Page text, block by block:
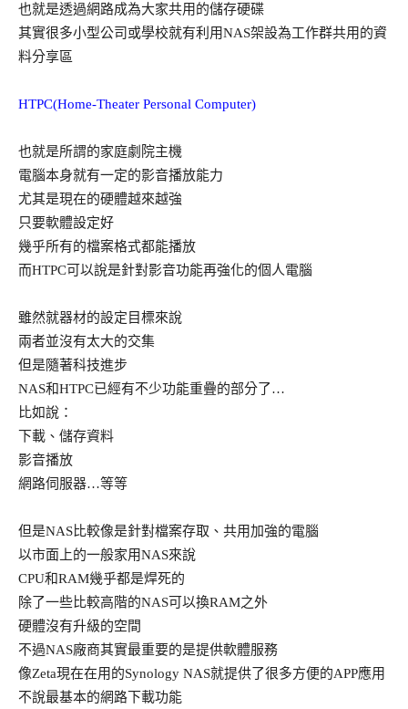
也就是透過網路成為大家共用的儲存硬碟
其實很多小型公司或學校就有利用NAS架設為工作群共用的資
料分享區
HTPC(Home-Theater Personal Computer)
也就是所謂的家庭劇院主機
電腦本身就有一定的影音播放能力
尤其是現在的硬體越來越強
只要軟體設定好
幾乎所有的檔案格式都能播放
而HTPC可以說是針對影音功能再強化的個人電腦
雖然就器材的設定目標來說
兩者並沒有太大的交集
但是隨著科技進步
NAS和HTPC已經有不少功能重疊的部分了…
比如說：
下載、儲存資料
影音播放
網路伺服器…等等
但是NAS比較像是針對檔案存取、共用加強的電腦
以市面上的一般家用NAS來說
CPU和RAM幾乎都是焊死的
除了一些比較高階的NAS可以換RAM之外
硬體沒有升級的空間
不過NAS廠商其實最重要的是提供軟體服務
像Zeta現在在用的Synology NAS就提供了很多方便的APP應用
不說最基本的網路下載功能